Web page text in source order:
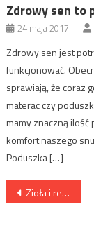
Zdrowy sen to
24 maja 2017
Zdrowy sen jest
funkcjonować.
sprawiają, że coraz
materac czy
mamy znaczną
komfort naszego
Poduszka […]
Nawigacja
Zioła i regulacja bolesnych cykli kobiecych